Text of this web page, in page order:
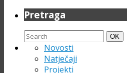
Pretraga
Search
for:
Search
OK
Novosti
Natječaji
Projekti